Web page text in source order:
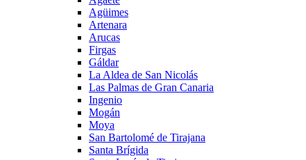
Agüimes
Artenara
Arucas
Firgas
Gáldar
La Aldea de San Nicolás
Las Palmas de Gran Canaria
Ingenio
Mogán
Moya
San Bartolomé de Tirajana
Santa Brígida